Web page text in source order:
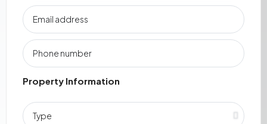
Property Information